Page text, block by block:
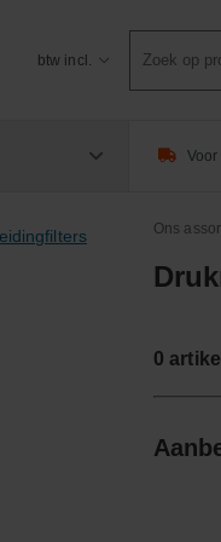
btw incl.
zoeken
Ons
0